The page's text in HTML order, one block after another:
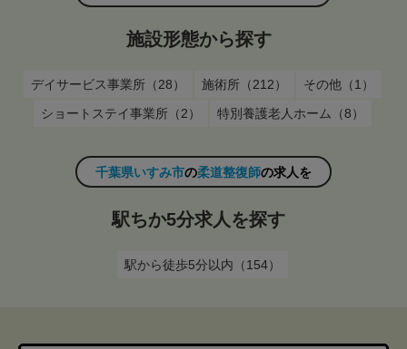
施設形態から探す
デイサービス事業所（28） 施術所（212）
その他（1）
ショートステイ事業所（2）
特別養護老人ホーム（8）
千葉県いすみ市の柔道整復師の求人を
駅ちか5分求人を探す
駅から徒歩5分以内（154）